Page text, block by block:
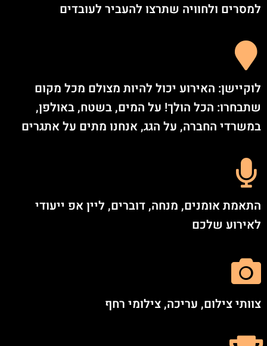
למסרים ולחוויה שתרצו להעביר לעובדים
לוקיישן: האירוע יכול להיות מצולם מכל מקום
שתבחרו: הכל הולך! על המים, בשטח, באולפן,
במשרדי החברה, על הגג, אנחנו מתים על אתגרים
התאמת אומנים, מנחה, דוברים, ליין אפ ייעודי
לאירוע שלכם
צוותי צילום, עריכה, צילומי רחף